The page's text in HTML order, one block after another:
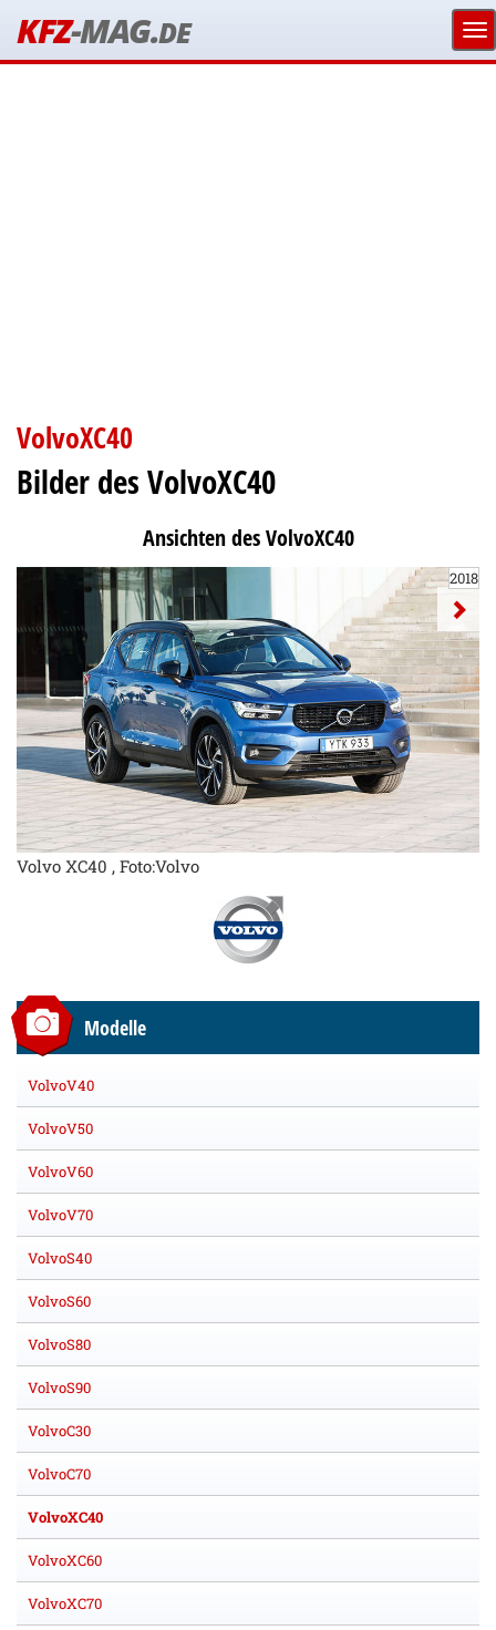
KFZ-MAG.DE
VolvoXC40
Bilder des VolvoXC40
Ansichten des VolvoXC40
2018
Volvo XC40 , Foto:Volvo
Modelle
VolvoV40
VolvoV50
VolvoV60
VolvoV70
VolvoS40
VolvoS60
VolvoS80
VolvoS90
VolvoC30
VolvoC70
VolvoXC40
VolvoXC60
VolvoXC70